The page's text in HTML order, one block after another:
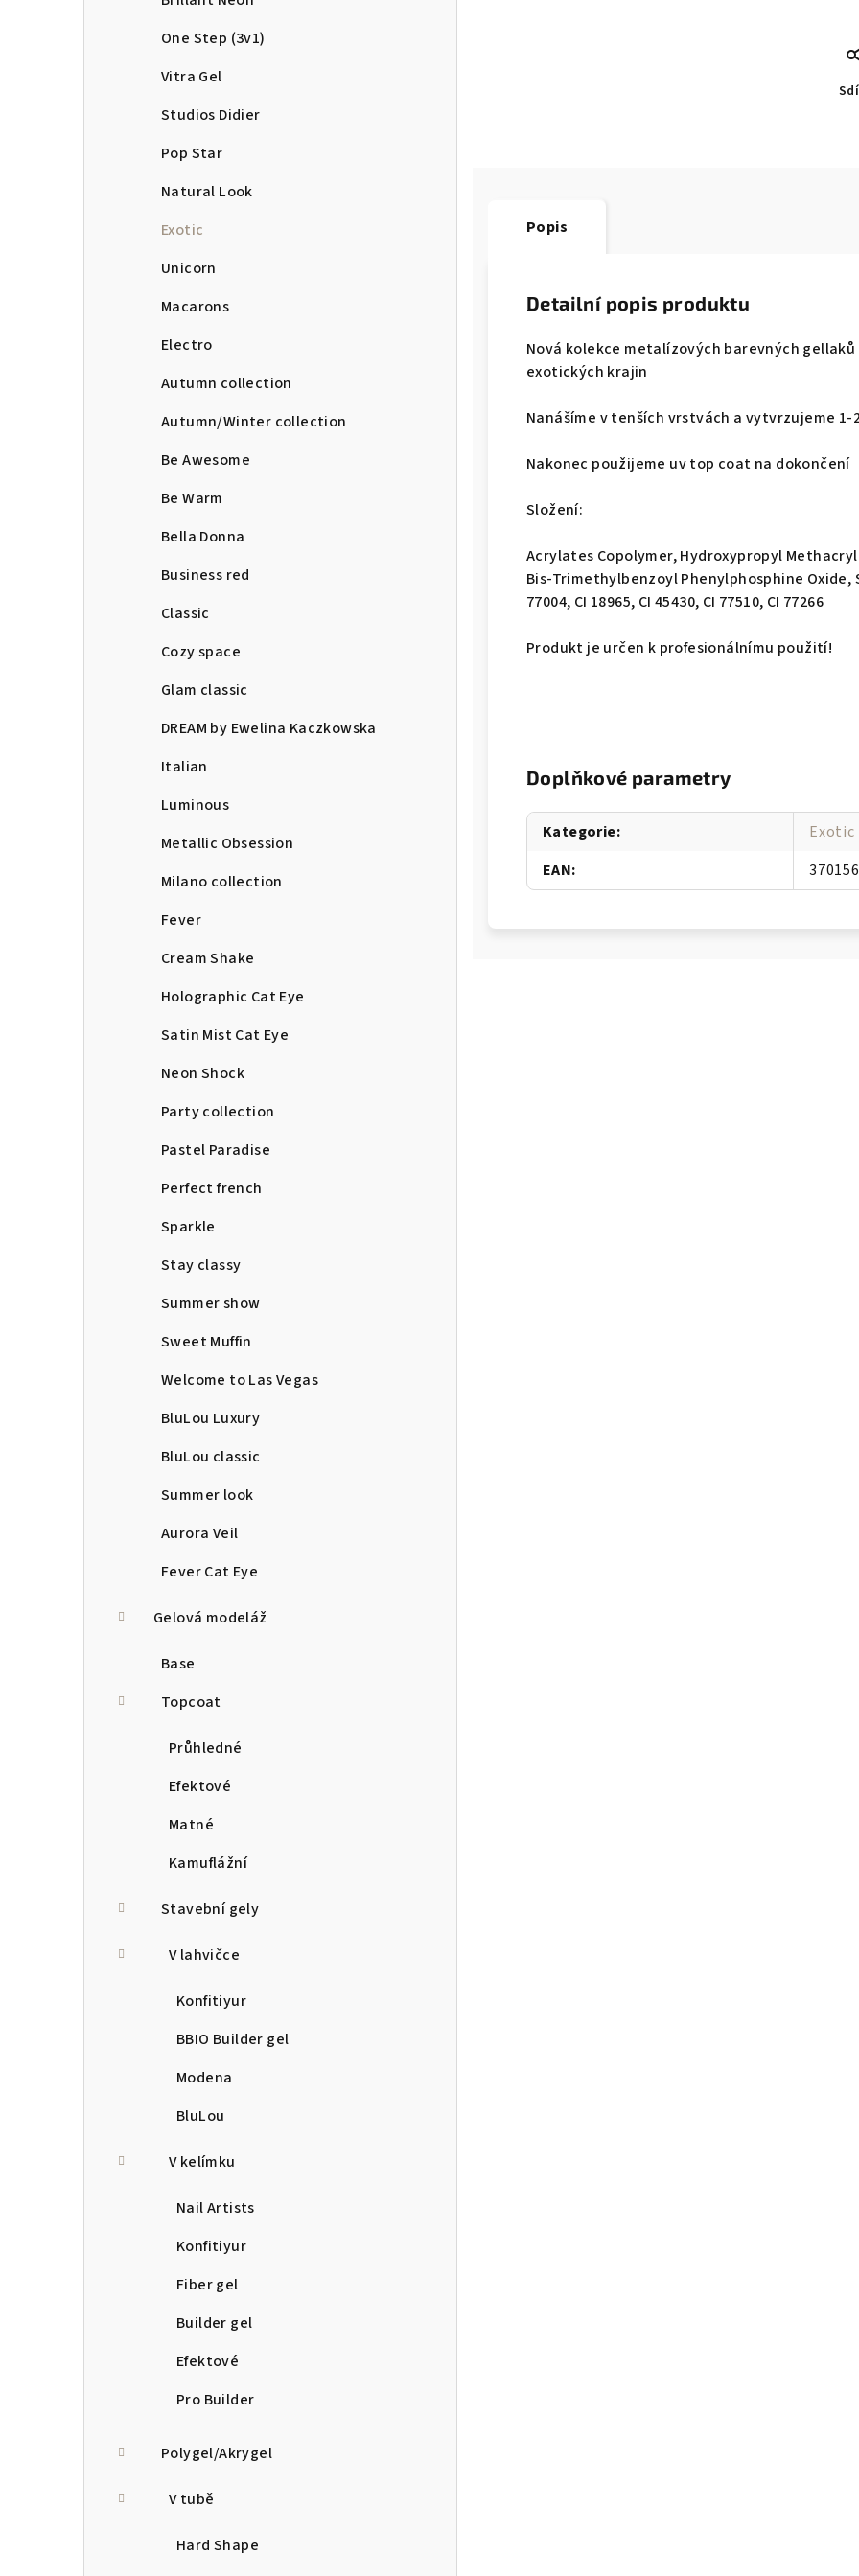
One Step (3v1)
Vitra Gel
Studios Didier
Pop Star
Natural Look
Exotic
Unicorn
Macarons
Electro
Autumn collection
Autumn/Winter collection
Be Awesome
Be Warm
Bella Donna
Business red
Classic
Cozy space
Glam classic
DREAM by Ewelina Kaczkowska
Italian
Luminous
Metallic Obsession
Milano collection
Fever
Cream Shake
Holographic Cat Eye
Satin Mist Cat Eye
Neon Shock
Party collection
Pastel Paradise
Perfect french
Sparkle
Stay classy
Summer show
Sweet Muffin
Welcome to Las Vegas
BluLou Luxury
BluLou classic
Summer look
Aurora Veil
Fever Cat Eye
Gelová modeláž
Base
Topcoat
Průhledné
Efektové
Matné
Kamuflážní
Stavební gely
V lahvičce
Konfitiyur
BBIO Builder gel
Modena
BluLou
V kelímku
Nail Artists
Konfitiyur
Fiber gel
Builder gel
Efektové
Pro Builder
Polygel/Akrygel
V tubě
Hard Shape
Popis
Detailní popis produktu
Nová kolekce metalízových barevných
exotických krajin
Nanášíme v tenších vrstvách a vytvrzujeme 1-2
Nakonec použijeme uv top coat na dokončení
Složení:
Acrylates Copolymer, Hydroxypropyl
Bis-Trimethylbenzoyl Phenylphosphine Oxide,
77004, CI 18965, CI 45430, CI 77510, CI 77266
Produkt je určen k profesionálnímu použití!
Doplňkové parametry
Kategorie:
Exotic
EAN: